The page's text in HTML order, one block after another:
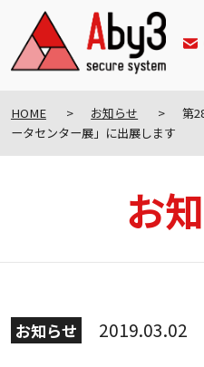
HOME お知らせ
第
ータセンター展」に出展します
お
お知らせ 2019.03.02